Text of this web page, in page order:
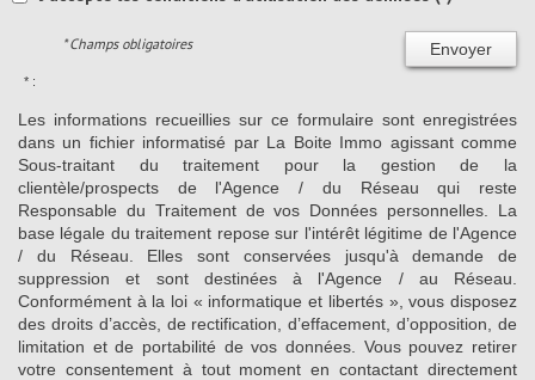
Envoyer
* Champs obligatoires
* :
Les informations recueillies sur ce formulaire sont enregistrées
dans un fichier informatisé par La Boite Immo agissant comme
Sous-traitant du traitement pour la gestion de la
clientèle/prospects de l'Agence / du Réseau qui reste
Responsable du Traitement de vos Données personnelles. La
base légale du traitement repose sur l'intérêt légitime de l'Agence
/ du Réseau. Elles sont conservées jusqu'à demande de
suppression et sont destinées à l'Agence / au Réseau.
Conformément à la loi « informatique et libertés », vous disposez
des droits d’accès, de rectification, d’effacement, d’opposition, de
limitation et de portabilité de vos données. Vous pouvez retirer
votre consentement à tout moment en contactant directement